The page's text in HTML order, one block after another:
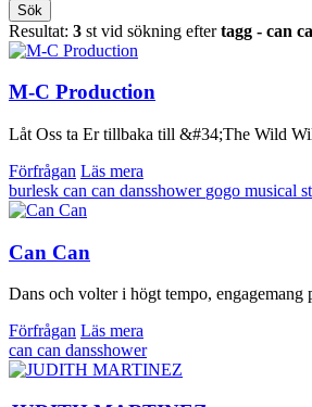
Sök
Resultat: 3 st vid sökning eftertagg - can
M-C Production
Låt Oss ta Er tillbaka till &#34;The Wild
Förfrågan Läs mera
burlesk can can dansshower gogo musical
Can Can
Dans och volter i högt tempo,
Förfrågan Läs mera
can can dansshower